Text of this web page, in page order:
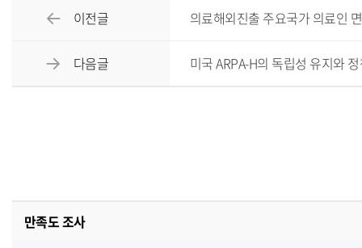
이전글 의료해외진출 주요국가 의료인
다음글 미국 ARPA-H의 독립성 유지와
만족도 조사